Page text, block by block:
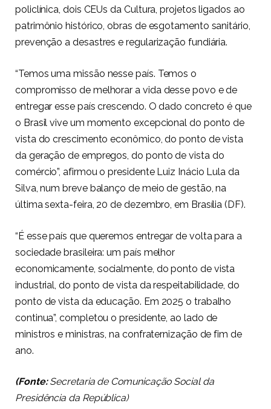
policlínica, dois CEUs da Cultura, projetos ligados ao
patrimônio histórico, obras de esgotamento sanitário,
prevenção a desastres e regularização fundiária.
“Temos uma missão nesse país. Temos o
compromisso de melhorar a vida desse povo e de
entregar esse país crescendo. O dado concreto é que
o Brasil vive um momento excepcional do ponto de
vista do crescimento econômico, do ponto de vista
da geração de empregos, do ponto de vista do
comércio”, afirmou o presidente Luiz Inácio Lula da
Silva, num breve balanço de meio de gestão, na
última sexta-feira, 20 de dezembro, em Brasília (DF).
“É esse país que queremos entregar de volta para a
sociedade brasileira: um país melhor
economicamente, socialmente, do ponto de vista
industrial, do ponto de vista da respeitabilidade, do
ponto de vista da educação. Em 2025 o trabalho
continua”, completou o presidente, ao lado de
ministros e ministras, na confraternização de fim de
ano.
(Fonte:Secretaria de Comunicação Social da
Presidência da República)